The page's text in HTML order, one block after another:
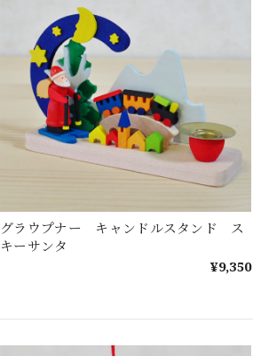
グラウプナー キャンドルスタンド ス
キーサンタ
¥9,350